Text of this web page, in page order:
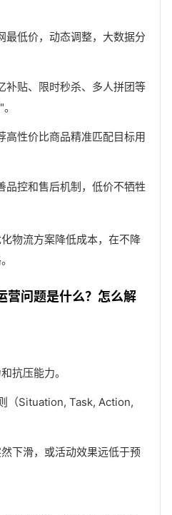
最低价，动态调整，大数据分
补贴、限时秒杀、多人拼团等
高性价比商品精准匹配目标用
品控和售后机制，低价不牺牲
物流方案降低成本，在不降
营问题是什么？怎么解
抗压能力。
（Situation, Task, Action,
下滑，或活动效果远低于预